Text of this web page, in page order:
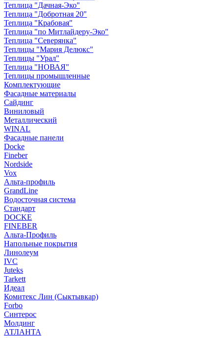
Теплица "Дачная-Эко"
Теплица "Добротная 20"
Теплица "Крабовая"
Теплица "по Митлайдеру-Эко"
Теплица "Северянка"
Теплицы "Мария Делюкс"
Теплицы "Урал"
Теплица "НОВАЯ"
Теплицы промышленные
Комплектующие
Фасадные материалы
Сайдинг
Виниловый
Металлический
WINAL
Фасадные панели
Docke
Fineber
Nordside
Vox
Альта-профиль
GrandLine
Водосточная система
Стандарт
DOCKE
FINEBER
Альта-Профиль
Напольные покрытия
Линолеум
IVC
Juteks
Tarkett
Идеал
Комитекс Лин (Сыктывкар)
Forbo
Синтерос
Молдинг
АТЛАНТА